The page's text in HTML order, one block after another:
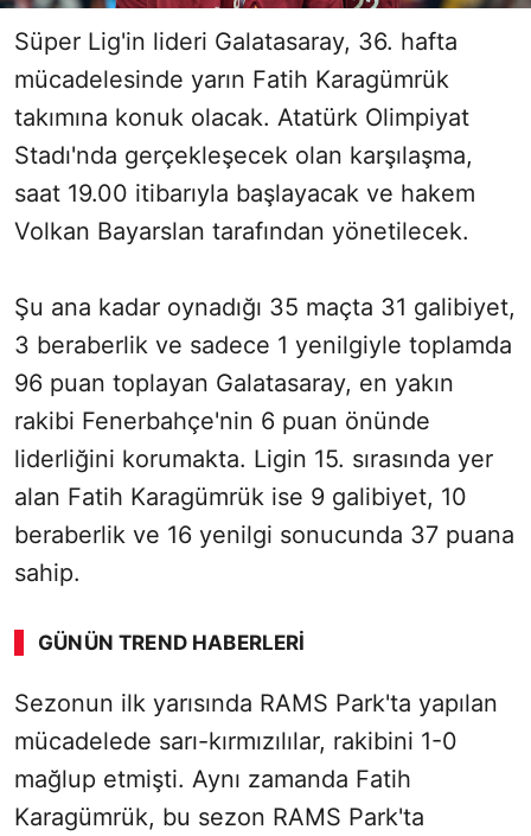
Süper Lig'in lideri Galatasaray, 36. hafta
mücadelesinde yarın Fatih Karagümrük
takımına konuk olacak. Atatürk Olimpiyat
Stadı'nda gerçekleşecek olan karşılaşma,
saat 19.00 itibarıyla başlayacak ve hakem
Volkan Bayarslan tarafından yönetilecek.
Şu ana kadar oynadığı 35 maçta 31 galibiyet,
3 beraberlik ve sadece 1 yenilgiyle toplamda
96 puan toplayan Galatasaray, en yakın
rakibi Fenerbahçe'nin 6 puan önünde
liderliğini korumakta. Ligin 15. sırasında yer
alan Fatih Karagümrük ise 9 galibiyet, 10
beraberlik ve 16 yenilgi sonucunda 37 puana
sahip.
GÜNÜN TREND HABERLERI
Sezonun ilk yarısında RAMS Park'ta yapılan
mücadelede sarı-kırmızılılar, rakibini 1-0
mağlup etmişti. Aynı zamanda Fatih
Karagümrük, bu sezon RAMS Park'ta